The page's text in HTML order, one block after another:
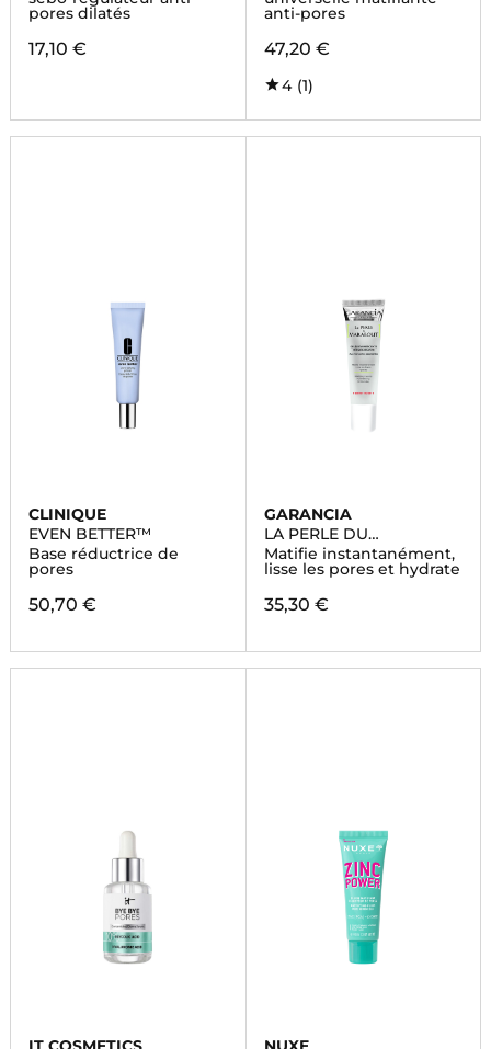
pores dilatés
17,10 €
anti-pores
47,20 €
4 (1)
CLINIQUE
EVEN BETTER™
Base réductrice de
pores
50,70 €
GARANCIA
LA PERLE DU
MARABOUT
Matifie instantanément,
lisse les pores et hydrate
35,30 €